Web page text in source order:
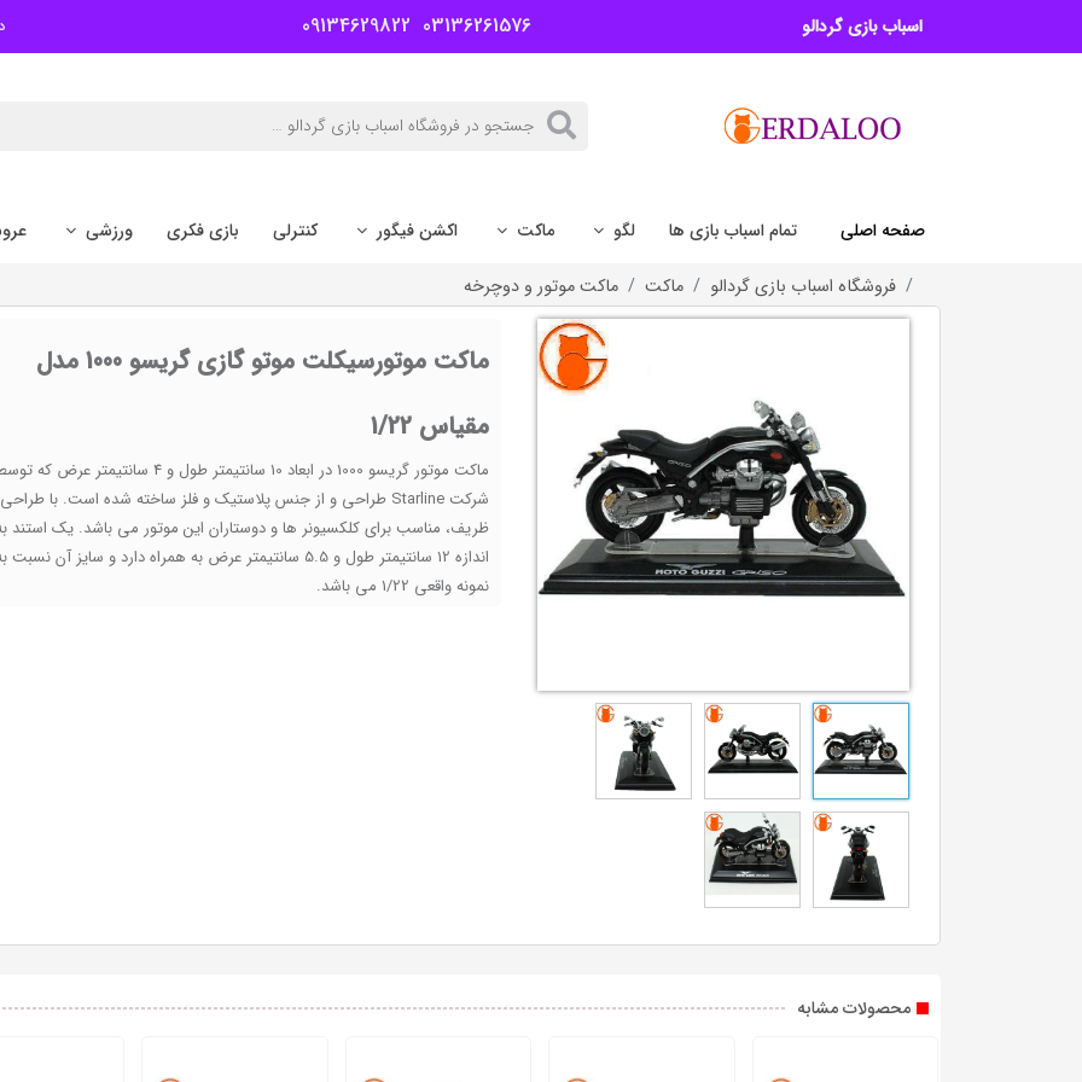
اسباب بازی گردالو 03136261576
09134629822
صفحه اصلی تمام اسباب بازی ها لگو ماکت اکشن فیگور کنترلی بازی فکری ورزشی
فروشگاه اسباب بازی گردالو ماکت ماکت موتور و دوچرخه
ماکت موتورسیکلت موتو گازی گریسو 1000 مدل
مقیاس 1/22
ماکت موتور گریسو 1000 در ابعاد 10 سانتیمتر طول و 4 سانتیمتر عرض که
شرکت Starline طراحی و از جنس پلاستیک و فلز ساخته شده است. با طراحی
ظریف، مناسب برای کلکسیونر ها و دوستاران این موتور می باشد. یک استند
اندازه 12 سانتیمتر طول و 5.5 سانتیمتر عرض به همراه دارد و سایز آن نسبت
نمونه واقعی 1/22 می باشد.
محصولات مشابه